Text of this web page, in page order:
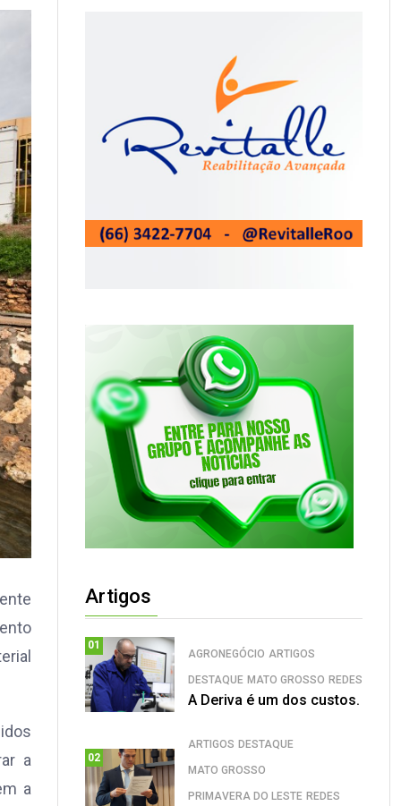
a
a
Artigos
01
AGRONEGÓCIO ARTIGOS
DESTAQUE MATO GROSSO REDES
A Deriva é um dos custos.
02
ARTIGOS DESTAQUE
MATO GROSSO
PRIMAVERA DO LESTE REDES